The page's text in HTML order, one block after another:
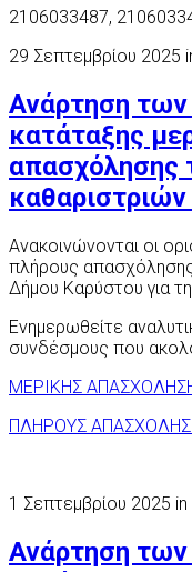
2106033487,
29 Σεπτεμβρίου 2025
Ανάρτηση
κατάταξης
απασχόλησης
Ανακοινώνονται οι
πλήρους
Δήμου Καρύστου για
Ενημερωθείτε
συνδέσμους που
ΜΕΡΙΚΗΣ
ΠΛΗΡΟΥΣ
1 Σεπτεμβρίου 2025 in
Ανάρτηση